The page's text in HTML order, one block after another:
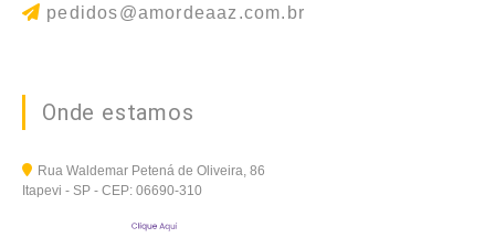
pedidos@amordeaaz.com.br
Onde estamos
Rua Waldemar Petená de Oliveira, 86
Itapevi - SP - CEP: 06690-310